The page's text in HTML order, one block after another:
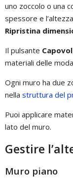
uno zoccolo o una
spessore e
Ripristina
Il pulsante
materiali delle
Ogni muro ha due
nella struttura del
Puoi applicare
lato del muro.
Gestire
Muro piano